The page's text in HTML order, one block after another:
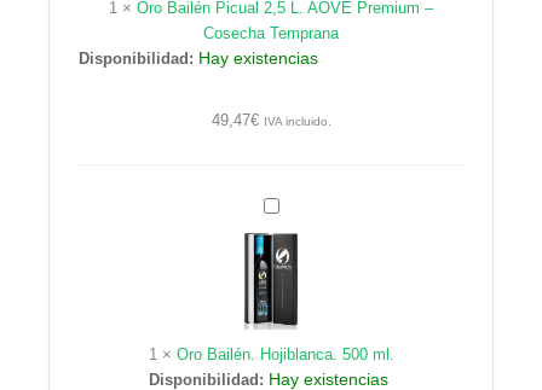
Premium
–
Cosecha
1 × Oro Bailén Picual 2,5 L. AOVE Premium –
Cosecha Temprana
Disponibilidad: Hay existencias
49,47€ IVA incluido.
Oro
Bailén.
Hojiblanca.
500
ml.
1 × Oro Bailén. Hojiblanca. 500 ml.
Disponibilidad: Hay existencias